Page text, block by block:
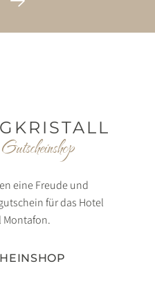
eine Freude und
für das Hotel
Montafon.